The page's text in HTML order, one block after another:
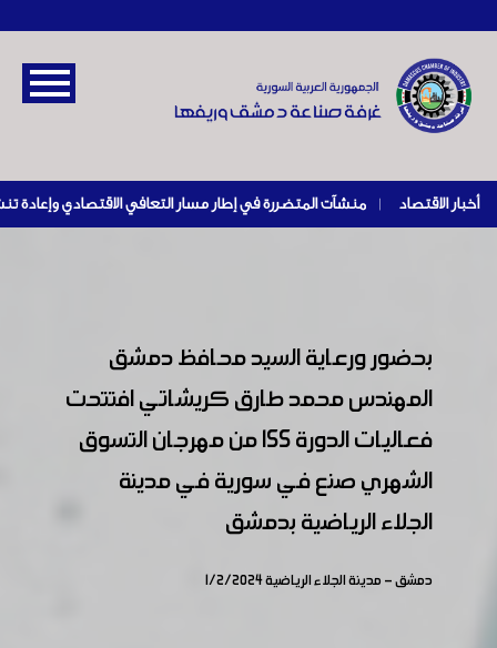
أخبار الاقتصاد |
بحضور ورعاية السيد محافظ دمشق
المهندس محمد طارق كريشاتي افتتحت
فعاليات الدورة 155 من مهرجان التسوق
الشهري صنع في سورية في مدينة
الجلاء الرياضية بدمشق
دمشق - مدينة الجلاء الرياضية 1/2/2024